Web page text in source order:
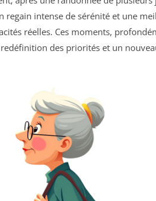
regain intense de sérénité et une
réelles. Ces moments,
des priorités et un